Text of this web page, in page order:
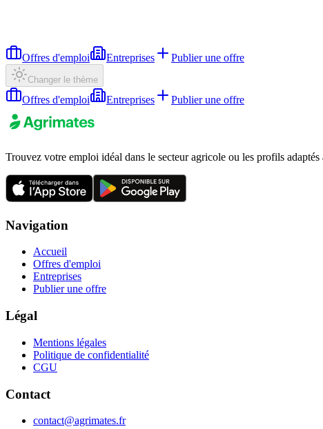
Offres d'emploi Entreprises Publier une offre
Changer le thème
Offres d'emploi Entreprises Publier une offre
Trouvez votre emploi idéal dans le secteur agricole ou les profils adaptés
Navigation
Accueil
Offres d'emploi
Entreprises
Publier une offre
Légal
Mentions légales
Politique de confidentialité
CGU
Contact
contact@agrimates.fr